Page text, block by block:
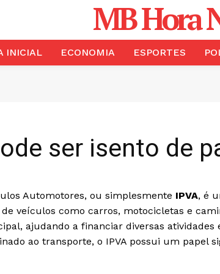
MB Hora
INICIAL ECONOMIA ESPORTES
ser isento de
Automotores, ou simplesmente IPVA, é
veículos como carros, motocicletas e
ajudando a financiar diversas atividades
ao transporte, o IPVA possui um papel